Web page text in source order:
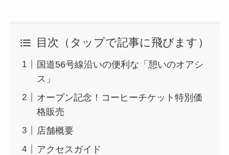
目次（タップで記事に飛びます）
国道56号線沿いの便利な「憩いのオアシ
ス」
オープン記念！コーヒーチケット特別価
格販売
店舗概要
アクセスガイド